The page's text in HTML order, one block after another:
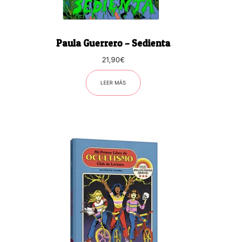
Paula Guerrero – Sedienta
21,90€
LEER MÁS